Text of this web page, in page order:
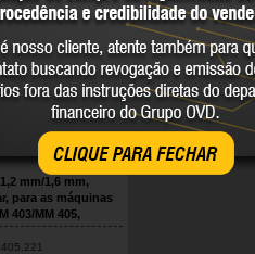
CLIQUE PARA FECHAR
as máquinas
251/MM 255/MM
arame de
MIG/MAG MM 400/
VONDER
mm/1,6 mm,
para as máquinas
403/MM 405,